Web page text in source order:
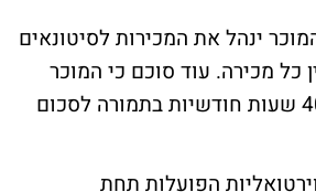
ינהל את המכירות לסיטונאים
כל מכירה. עוד סוכם כי המוכר
יספק יעוץ לאפסלון לתקופה של 9 חודשים בהיקף שלא יעלה על 40 שעות חודשיות בתמורה לסכום
הפועלות תחת